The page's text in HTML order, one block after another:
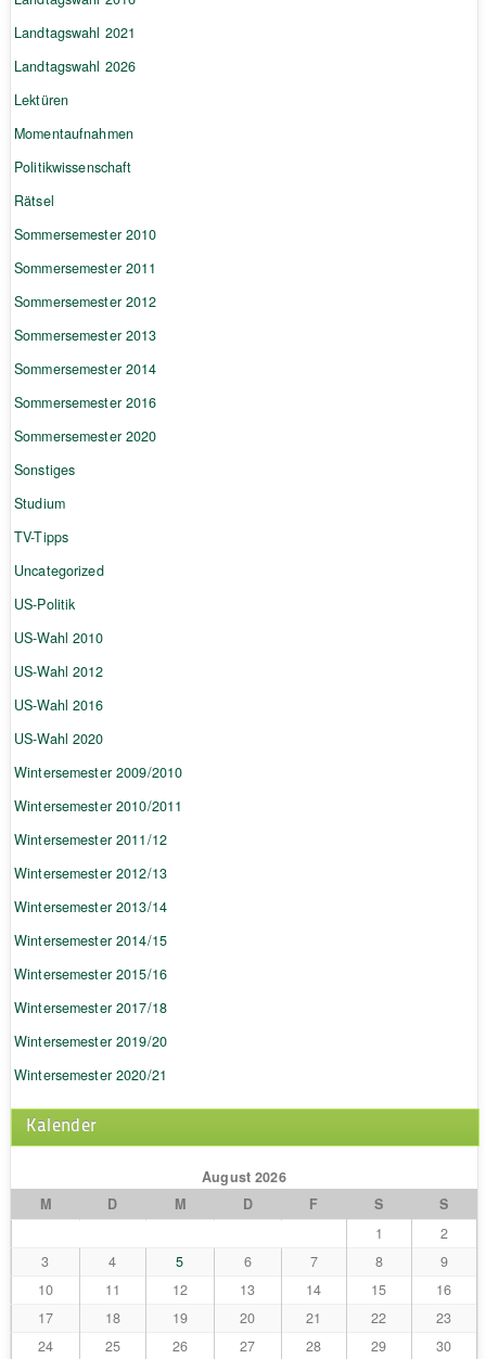
Landtagswahl 2021
Landtagswahl 2026
Lektüren
Momentaufnahmen
Politikwissenschaft
Rätsel
Sommersemester 2010
Sommersemester 2011
Sommersemester 2012
Sommersemester 2013
Sommersemester 2014
Sommersemester 2016
Sommersemester 2020
Sonstiges
Studium
TV-Tipps
Uncategorized
US-Politik
US-Wahl 2010
US-Wahl 2012
US-Wahl 2016
US-Wahl 2020
Wintersemester 2009/2010
Wintersemester 2010/2011
Wintersemester 2011/12
Wintersemester 2012/13
Wintersemester 2013/14
Wintersemester 2014/15
Wintersemester 2015/16
Wintersemester 2017/18
Wintersemester 2019/20
Wintersemester 2020/21
Kalender
August 2026
M
D M D F S
S
1
2
3
4 5 6 7 8
9
10
11 12 13 14 15
16
17
18 19 20 21 22
23
24
25 26 27 28 29
30